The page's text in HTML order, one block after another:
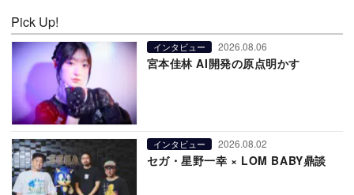
Pick Up!
インタビュー 2026.08.06
宮本佳林 AI開発の原点明かす
インタビュー 2026.08.02
セガ・星野一幸 × LOM BABY鼎談